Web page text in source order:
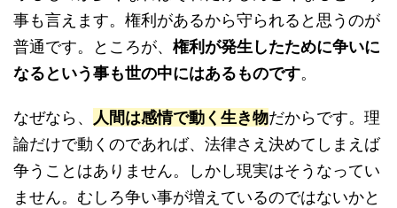
事も言えます。権利があるから守られると思うのが
普通です。ところが、 権利が発生したために争いに
なるという事も世の中にはあるものです。
なぜなら、 人間は感情で動く生き物だからです。理
論だけで動くのであれば、法律さえ決めてしまえば
争うことはありません。しかし現実はそうなってい
ません。むしろ争い事が増えているのではないかと